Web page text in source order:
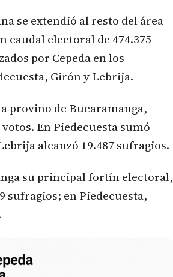
se extendió al resto del área
electoral de 474.375
por Cepeda en los
Girón y Lebrija.
provino de Bucaramanga,
En Piedecuesta sumó
alcanzó 19.487 sufragios.
su principal fortín electoral,
sufragios; en Piedecuesta,